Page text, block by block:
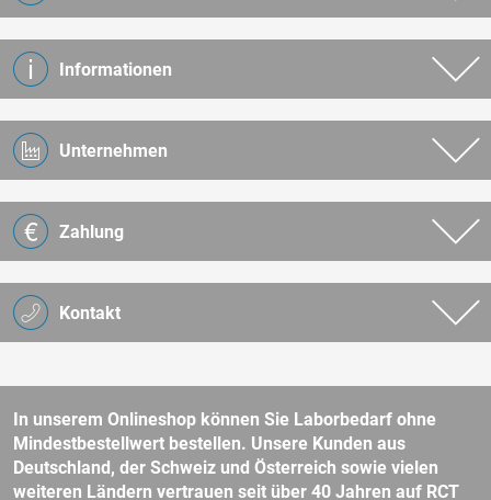
Kontakt
Informationen
Unternehmen
Zahlung
In unserem Onlineshop können Sie Laborbedarf ohne
Mindestbestellwert bestellen. Unsere Kunden aus
Deutschland, der Schweiz und Österreich sowie vielen
weiteren Ländern vertrauen seit über 40 Jahren auf RCT